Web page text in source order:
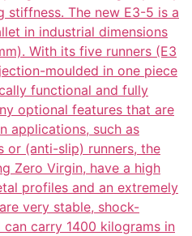
stiffness. The new E3-5 is a
in industrial dimensions
With its five runners (E3
moulded in one piece
functional and fully
optional features that are
applications, such as
or (anti-slip) runners, the
Zero Virgin, have a high
profiles and an extremely
very stable, shock-
carry 1400 kilograms in